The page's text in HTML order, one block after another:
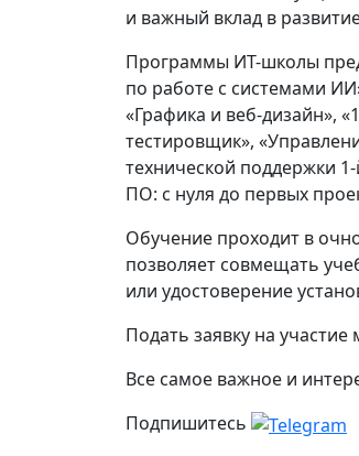
и важный вклад в
Программы ИТ-школы
по работе с системами
«Графика и веб-дизайн»,
тестировщик»,
технической поддержки
ПО: с нуля до первых
Обучение проходит в
позволяет совмещать
или удостоверение
Подать заявку на
Все самое важное и
Подпишитесь